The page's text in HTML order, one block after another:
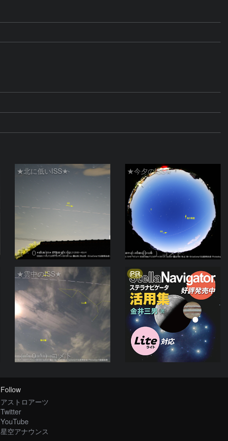
★北に低いISS★
（＾０＾）コメト
★今夕のISS★
（＾０＾）コメト
★雲中のISS★
（＾０＾）コメト
PR
Follow
アストロアーツ
Twitter
YouTube
星空アナウンス